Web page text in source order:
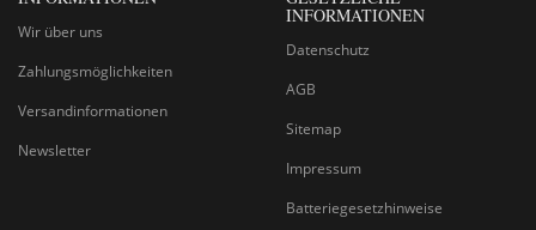
Wir über uns
Zahlungsmöglichkeiten
Versandinformationen
Newsletter
INFORMATIONEN
Datenschutz
AGB
Sitemap
Impressum
Batteriegesetzhinweise